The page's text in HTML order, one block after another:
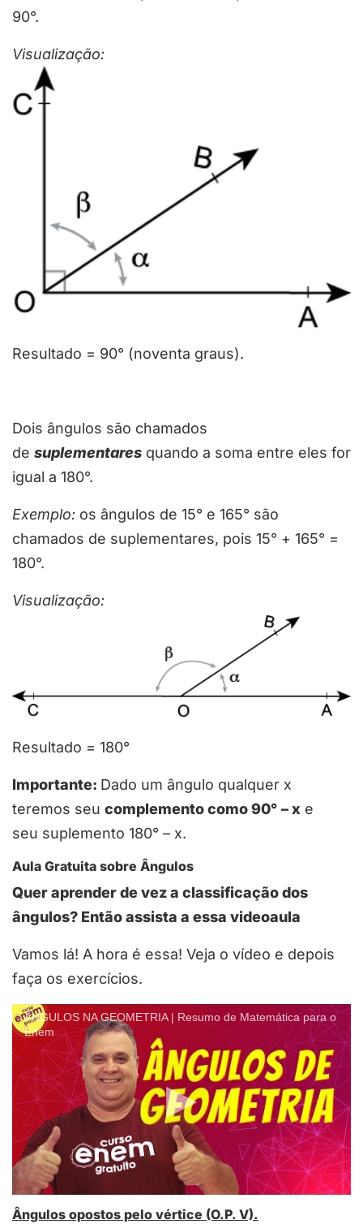
90°.
Visualização:
Resultado = 90° (noventa graus).
Dois ângulos são chamados
de suplementares quando a soma entre eles for
igual a 180°.
Exemplo: os ângulos de 15° e 165° são
chamados de suplementares, pois 15° + 165° =
180°.
Visualização:
Resultado = 180°
Importante: Dado um ângulo qualquer x
teremos seu complemento como 90° – x e
seu suplemento 180° – x.
Aula Gratuita sobre Ângulos
Quer aprender de vez a classificação dos
ângulos? Então assista a essa videoaula
Vamos lá! A hora é essa! Veja o vídeo e depois
faça os exercícios.
ÂNGULOS NA GEOMETRIA | Resumo de Matemática para o
Enem
Ângulos opostos pelo vértice (O.P. V).